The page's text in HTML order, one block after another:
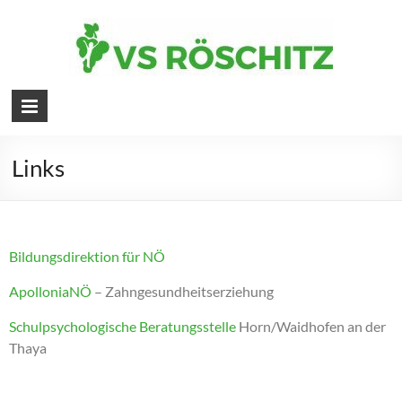
Links
Bildungsdirektion für NÖ
ApolloniaNÖ – Zahngesundheitserziehung
Schulpsychologische Beratungsstelle Horn/Waidhofen an der
Thaya